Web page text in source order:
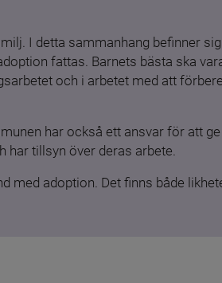
I detta sammanhang befinner
fattas. Barnets bästa ska
och i arbetet med att
har också ett ansvar för att
tillsyn över deras arbete.
med adoption. Det finns både